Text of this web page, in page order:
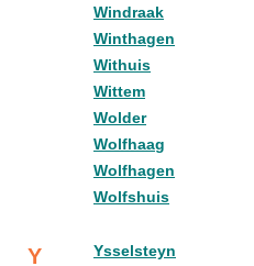
Windraak
Winthagen
Withuis
Wittem
Wolder
Wolfhaag
Wolfhagen
Wolfshuis
Y Ysselsteyn